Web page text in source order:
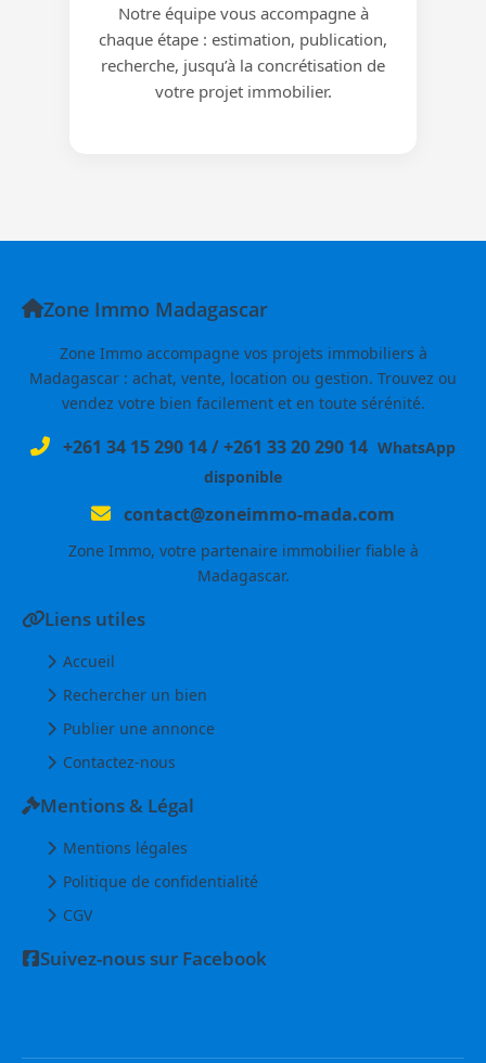
Notre équipe vous accompagne à
chaque étape : estimation, publication,
recherche, jusqu’à la concrétisation de
votre projet immobilier.
Zone Immo Madagascar
Zone Immo accompagne vos projets immobiliers à
Madagascar : achat, vente, location ou gestion. Trouvez ou
vendez votre bien facilement et en toute sérénité.
+261 34 15 290 14/+261 33 20 290 14 WhatsApp
disponible
contact@zoneimmo-mada.com
Zone Immo, votre partenaire immobilier fiable à
Madagascar.
Liens utiles
Accueil
Rechercher un bien
Publier une annonce
Contactez-nous
Mentions & Légal
Mentions légales
Politique de confidentialité
CGV
Suivez-nous sur Facebook